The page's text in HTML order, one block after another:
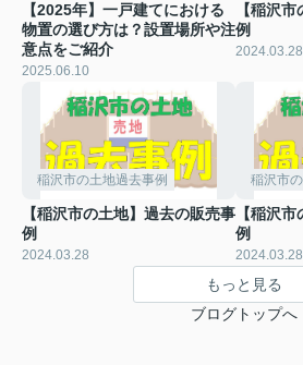
【2025年】一戸建てにおける
物置の選び方は？設置場所や注
意点をご紹介
2025.06.10
【稲沢
例
2024.03.28
稲沢市の土地過去事例
【稲沢市の土地】過去の販売事
例
2024.03.28
稲沢市
【稲沢
例
2024.03.28
もっと見る
ブログトップへ